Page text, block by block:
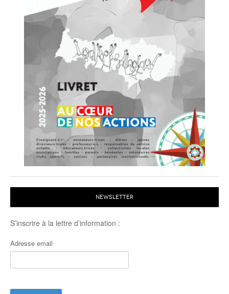
NEWSLETTER
S’inscrire à la lettre d’information :
Adresse email